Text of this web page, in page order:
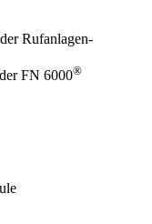
Rufanlagen-
FN 6000®